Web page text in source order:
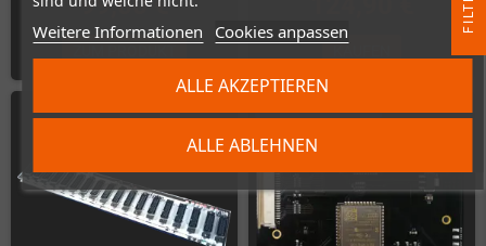
Weitere Informationen Cookies anpassen
ALLE ABLEHNEN
ALLE AKZEPTIEREN